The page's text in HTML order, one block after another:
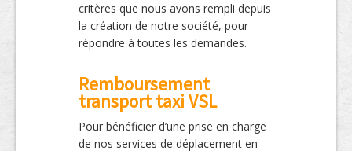
critères que nous avons rempli depuis
la création de notre société, pour
répondre à toutes les demandes.
Remboursement
transport taxi VSL
Pour bénéficier d’une prise en charge
de nos services de déplacement en